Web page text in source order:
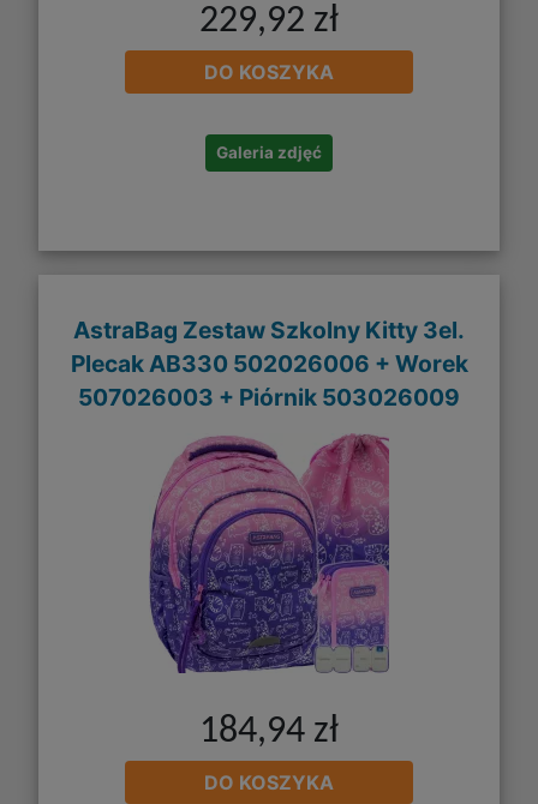
229,92 zł
DO KOSZYKA
Galeria zdjęć
AstraBag Zestaw Szkolny Kitty 3el.
Plecak AB330 502026006 + Worek
507026003 + Piórnik 503026009
184,94 zł
DO KOSZYKA